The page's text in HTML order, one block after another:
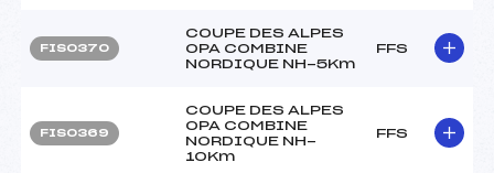
FIS0370
COUPE DES ALPES
OPA COMBINE
NORDIQUE NH-5Km
FFS
FIS0369
COUPE DES ALPES
OPA COMBINE
NORDIQUE NH-
10Km
FFS